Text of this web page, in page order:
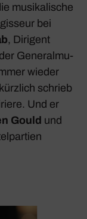
musi­ka­li­sche
bei
, Diri­gent
Gene­ral­mu­
wieder
schrieb
Und er
Gould und